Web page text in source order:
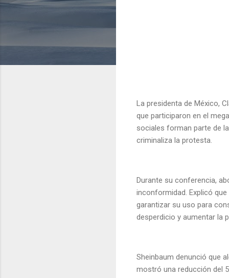
La presidenta de México,
que participaron en el
sociales forman parte de
criminaliza la protesta.
Durante su conferencia,
inconformidad. Explicó
garantizar su uso para
desperdicio y aumentar la
Sheinbaum denunció que
mostró una reducción del